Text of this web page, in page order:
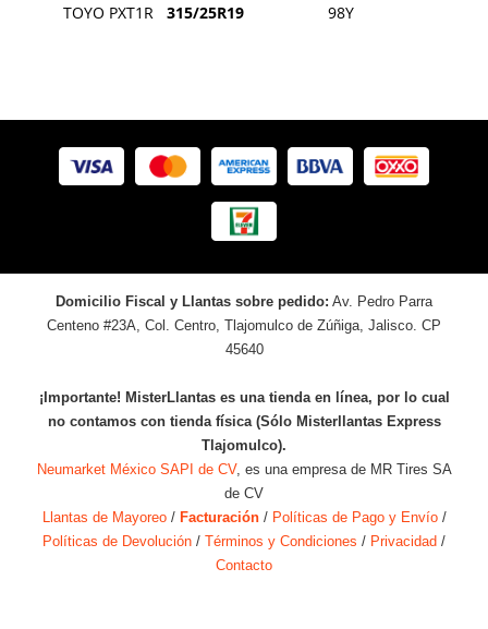
TOYO PXT1R
315/25R19 98Y
Domicilio Fiscal y Llantas sobre pedido: Av. Pedro Parra
Centeno #23A, Col. Centro, Tlajomulco de Zúñiga, Jalisco. CP
45640
¡Importante! MisterLlantas es una tienda en línea, por lo cual
no contamos con tienda física (Sólo Misterllantas Express
Tlajomulco).
Neumarket México SAPI de CV, es una empresa de MR Tires SA
de CV
Llantas de Mayoreo/ Facturación/ Políticas de Pago y Envío/
Políticas de Devolución / Términos y Condiciones / Privacidad /
Contacto